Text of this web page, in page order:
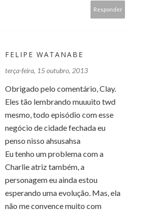
Responder
FELIPE WATANABE
terça-feira, 15 outubro, 2013
Obrigado pelo comentário, Clay.
Eles tão lembrando muuuito twd
mesmo, todo episódio com esse
negócio de cidade fechada eu
penso nisso ahsusahsa
Eu tenho um problema com a
Charlie atriz também, a
personagem eu ainda estou
esperando uma evolução. Mas, ela
não me convence muito com